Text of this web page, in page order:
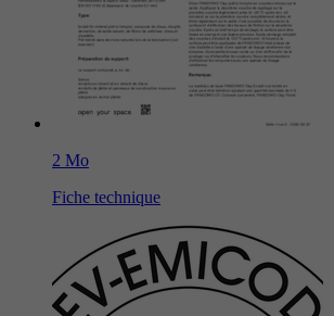
2 Mo
Fiche technique